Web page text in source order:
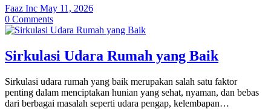
Faaz Inc May 11, 2026
0 Comments
Sirkulasi Udara Rumah yang Baik
Sirkulasi udara rumah yang baik merupakan salah satu faktor
penting dalam menciptakan hunian yang sehat, nyaman, dan bebas
dari berbagai masalah seperti udara pengap, kelembapan…